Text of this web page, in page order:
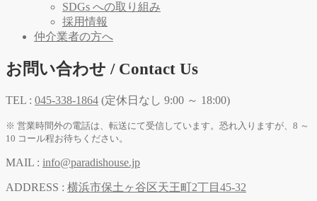
SDGs への取り組み
採用情報
仲介業者の方へ
お問い合わせ / Contact Us
TEL : 045-338-1864 (定休日なし 9:00 ～ 18:00)
※ 営業時間外の電話は、転送にて受信しています。恐れ入りますが、8 ～
10 コール程お待ちください。
MAIL : info@paradishouse.jp
ADDRESS : 横浜市保土ヶ谷区天王町2丁目45-32